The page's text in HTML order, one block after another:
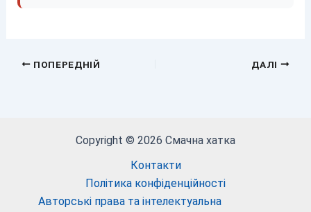
ПОПЕРЕДНІЙ ДАЛІ
Copyright © 2026 Смачна хатка
Контакти
Політика конфіденційності
Авторські права та інтелектуальна